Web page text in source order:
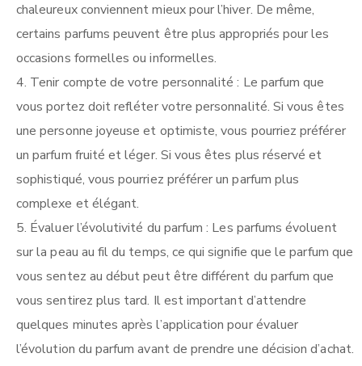
chaleureux conviennent mieux pour l’hiver. De même,
certains parfums peuvent être plus appropriés pour les
occasions formelles ou informelles.
Tenir compte de votre personnalité : Le parfum que
vous portez doit refléter votre personnalité. Si vous êtes
une personne joyeuse et optimiste, vous pourriez préférer
un parfum fruité et léger. Si vous êtes plus réservé et
sophistiqué, vous pourriez préférer un parfum plus
complexe et élégant.
Évaluer l’évolutivité du parfum : Les parfums évoluent
sur la peau au fil du temps, ce qui signifie que le parfum que
vous sentez au début peut être différent du parfum que
vous sentirez plus tard. Il est important d’attendre
quelques minutes après l’application pour évaluer
l’évolution du parfum avant de prendre une décision d’achat.